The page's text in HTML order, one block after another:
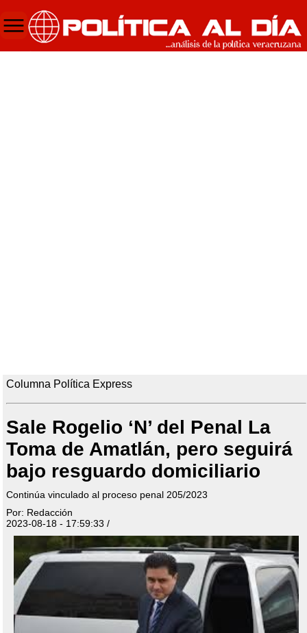
Columna Política Express
Sale Rogelio ‘N’ del Penal La
Toma de Amatlán, pero seguirá
bajo resguardo domiciliario
Continúa vinculado al proceso penal 205/2023
Por: Redacción
2023-08-18 - 17:59:33 /